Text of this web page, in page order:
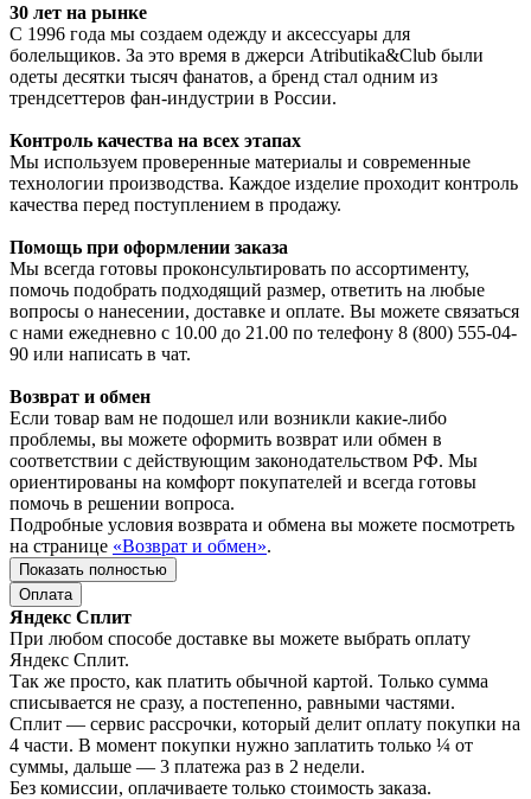
30 лет на рынке
С 1996 года мы создаем одежду и аксессуары для
болельщиков. За это время в джерси Atributika&Club были
одеты десятки тысяч фанатов, а бренд стал одним из
трендсеттеров фан-индустрии в России.
Контроль качества на всех этапах
Мы используем проверенные материалы и современные
технологии производства. Каждое изделие проходит контроль
качества перед поступлением в продажу.
Помощь при оформлении заказа
Мы всегда готовы проконсультировать по ассортименту,
помочь подобрать подходящий размер, ответить на любые
вопросы о нанесении, доставке и оплате. Вы можете связаться
с нами ежедневно с 10.00 до 21.00 по телефону 8 (800) 555-04-
90 или написать в чат.
Возврат и обмен
Если товар вам не подошел или возникли какие-либо
проблемы, вы можете оформить возврат или обмен в
соответствии с действующим законодательством РФ. Мы
ориентированы на комфорт покупателей и всегда готовы
помочь в решении вопроса.
Подробные условия возврата и обмена вы можете посмотреть
на странице «Возврат и обмен».
Показать полностью
Оплата
Яндекс Сплит
При любом способе доставке вы можете выбрать оплату
Яндекс Сплит.
Так же просто, как платить обычной картой. Только сумма
списывается не сразу, а постепенно, равными частями.
Сплит — сервис рассрочки, который делит оплату покупки на
4 части. В момент покупки нужно заплатить только ¼ от
суммы, дальше — 3 платежа раз в 2 недели.
Без комиссии, оплачиваете только стоимость заказа.